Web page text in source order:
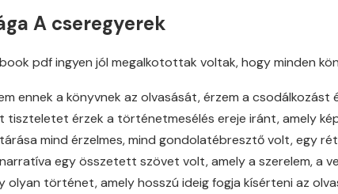
A cseregyerek
pdf ingyen jól megalkotottak voltak, hogy minden
ennek a könyvnek az olvasását, érzem a
tiszteletet érzek a történetmesélés ereje iránt, amely
mind érzelmes, mind gondolatébresztő volt, egy
egy összetett szövet volt, amely a szerelem, a
olyan történet, amely hosszú ideig fogja kísérteni az